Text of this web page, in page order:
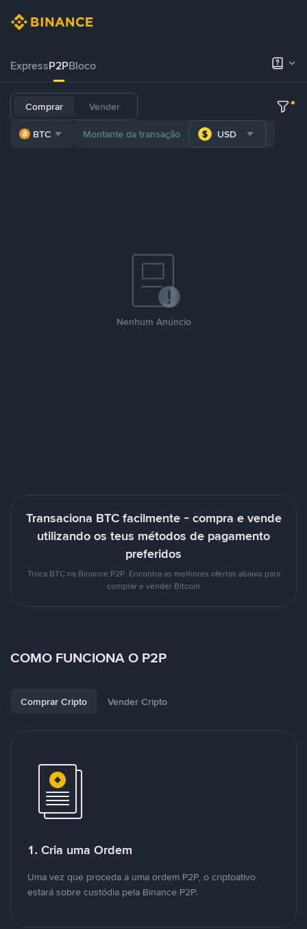
ExpressP2PBloco
Comprar Vender
BTC USD
Nenhum Anúncio
Transaciona BTC facilmente - compra e vende
utilizando os teus métodos de pagamento
preferidos
Troca BTC na Binance P2P. Encontra as melhores ofertas abaixo para
comprar e vender Bitcoin
COMO FUNCIONA O P2P
Comprar Cripto Vender Cripto
1. Cria uma Ordem
Uma vez que proceda a uma ordem P2P, o criptoativo
estará sobre custódia pela Binance P2P.